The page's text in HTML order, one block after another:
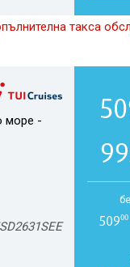
такса
море -
50900